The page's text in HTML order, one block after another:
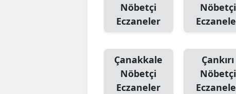
Nöbetçi
Eczaneler
Nöbetçi
Çanakkale
Nöbetçi
Eczaneler
Çankırı
Nöbetçi